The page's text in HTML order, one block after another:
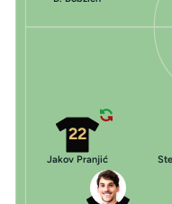
22
Jakov Pranjić